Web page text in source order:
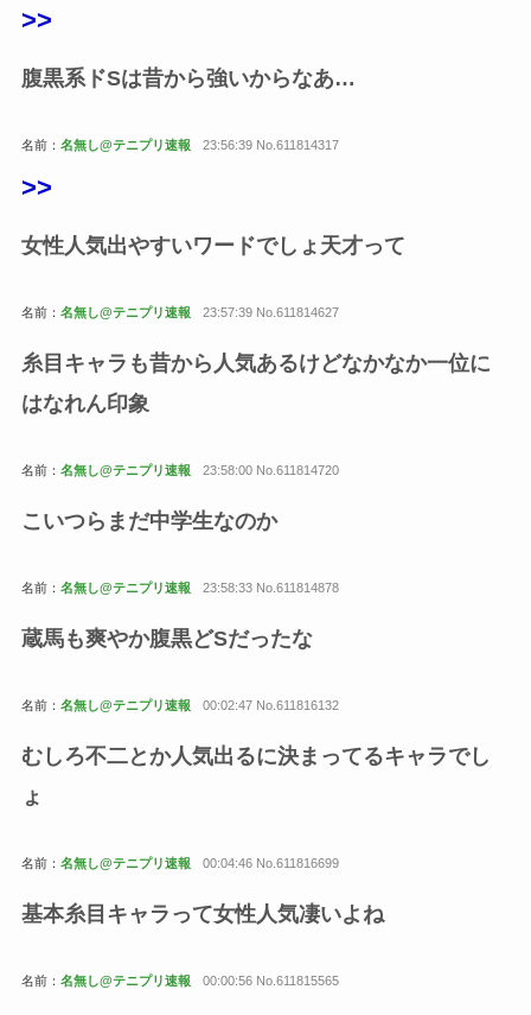
>>
腹黒系ドSは昔から強いからなあ…
名前： 名無し@テニプリ速報 23:56:39 No.611814317
>>
女性人気出やすいワードでしょ天才って
名前： 名無し@テニプリ速報 23:57:39 No.611814627
糸目キャラも昔から人気あるけどなかなか一位に
はなれん印象
名前： 名無し@テニプリ速報 23:58:00 No.611814720
こいつらまだ中学生なのか
名前： 名無し@テニプリ速報 23:58:33 No.611814878
蔵馬も爽やか腹黒どSだったな
名前： 名無し@テニプリ速報 00:02:47 No.611816132
むしろ不二とか人気出るに決まってるキャラでし
ょ
名前： 名無し@テニプリ速報 00:04:46 No.611816699
基本糸目キャラって女性人気凄いよね
名前： 名無し@テニプリ速報 00:00:56 No.611815565